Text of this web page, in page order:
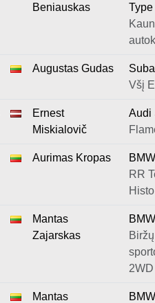
Beniauskas
Type
Augustas Gudas
Všį
Ernest
Miskialovič
Audi
Aurimas Kropas
RR
Mantas
Zajarskas
2WD
Mantas